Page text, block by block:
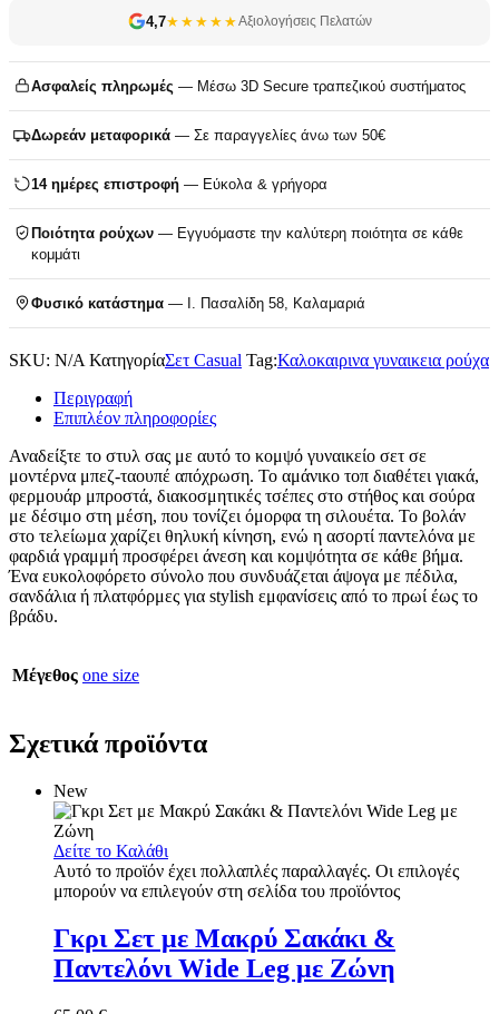
4,7★★★★★Αξιολογήσεις Πελατών
Ασφαλείς πληρωμές — Μέσω 3D Secure τραπεζικού συστήματος
Δωρεάν μεταφορικά — Σε παραγγελίες άνω των 50€
14 ημέρες επιστροφή — Εύκολα & γρήγορα
Ποιότητα ρούχων — Εγγυόμαστε την καλύτερη ποιότητα σε κάθε
κομμάτι
Φυσικό κατάστημα — Ι. Πασαλίδη 58, Καλαμαριά
SKU: N/A ΚατηγορίαΣετ Casual Tag:Καλοκαιρινα γυναικεια ρούχα
Περιγραφή
Επιπλέον πληροφορίες
Αναδείξτε το στυλ σας με αυτό το κομψό γυναικείο σετ σε
μοντέρνα μπεζ-ταουπέ απόχρωση. Το αμάνικο τοπ διαθέτει γιακά,
φερμουάρ μπροστά, διακοσμητικές τσέπες στο στήθος και σούρα
με δέσιμο στη μέση, που τονίζει όμορφα τη σιλουέτα. Το βολάν
στο τελείωμα χαρίζει θηλυκή κίνηση, ενώ η ασορτί παντελόνα με
φαρδιά γραμμή προσφέρει άνεση και κομψότητα σε κάθε βήμα.
Ένα ευκολοφόρετο σύνολο που συνδυάζεται άψογα με πέδιλα,
σανδάλια ή πλατφόρμες για stylish εμφανίσεις από το πρωί έως το
βράδυ.
Μέγεθος one size
Σχετικά προϊόντα
New
Δείτε το Καλάθι
Αυτό το προϊόν έχει πολλαπλές παραλλαγές. Οι επιλογές
μπορούν να επιλεγούν στη σελίδα του προϊόντος
Γκρι Σετ με Μακρύ Σακάκι &
Παντελόνι Wide Leg με Ζώνη